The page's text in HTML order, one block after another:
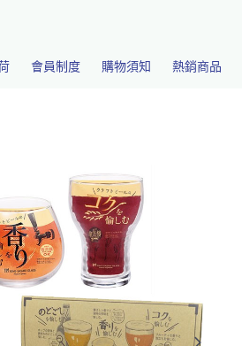
會員制度 購物須知 熱銷商品